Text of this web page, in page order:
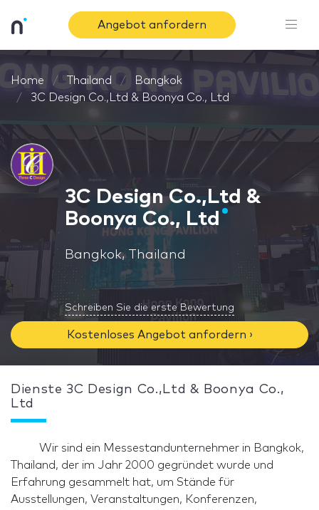
Angebot anfordern
Home Thailand
Bangkok
3C Design Co.,Ltd & Boonya Co., Ltd
3C Design Co.,Ltd &
Boonya Co., Ltd
Bangkok, Thailand
Schreiben Sie die erste Bewertung
Kostenloses Angebot anfordern ›
Dienste 3C Design Co.,Ltd & Boonya Co.,
Ltd
Wir sind ein Messestandunternehmer in Bangkok,
Thailand, der im Jahr 2000 gegründet wurde und
Erfahrung gesammelt hat, um Stände für
Ausstellungen, Veranstaltungen, Konferenzen,